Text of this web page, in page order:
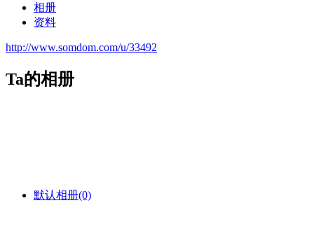
相册
资料
http://www.somdom.com/u/33492
Ta的相册
默认相册(0)